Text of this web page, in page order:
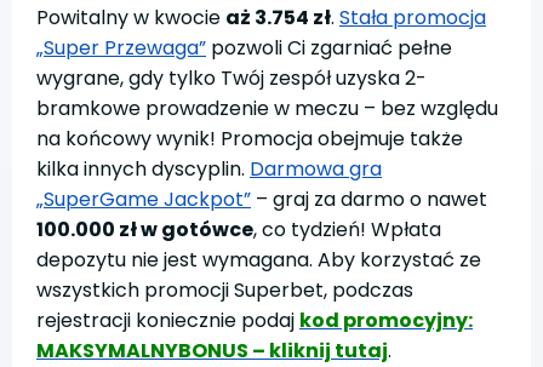
Powitalny w kwocie aż 3.754 zł. Stała promocja
„Super Przewaga” pozwoli Ci zgarniać pełne
wygrane, gdy tylko Twój zespół uzyska 2-
bramkowe prowadzenie w meczu – bez względu
na końcowy wynik! Promocja obejmuje także
kilka innych dyscyplin. Darmowa gra
„SuperGame Jackpot” – graj za darmo o nawet
100.000 zł w gotówce, co tydzień! Wpłata
depozytu nie jest wymagana. Aby korzystać ze
wszystkich promocji Superbet, podczas
rejestracji koniecznie podaj kod promocyjny:
MAKSYMALNYBONUS – kliknij tutaj.